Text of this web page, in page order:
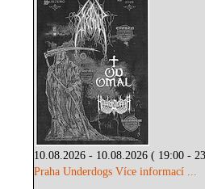
10.08.2026 - 10.08.2026 ( 19:00 -
Praha Underdogs Více informací ...